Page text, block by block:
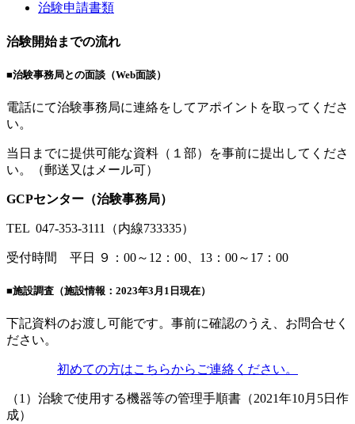
治験申請書類
治験開始までの流れ
■治験事務局との面談（Web面談）
電話にて治験事務局に連絡をしてアポイントを取ってくださ
い。
当日までに提供可能な資料（１部）を事前に提出してくださ
い。（郵送又はメール可）
GCPセンター（治験事務局）
TEL 047-353-3111（内線733335）
受付時間 平日 ９：00～12：00、13：00～17：00
■施設調査（施設情報：2023年3月1日現在）
下記資料のお渡し可能です。事前に確認のうえ、お問合せく
ださい。
初めての方はこちらからご連絡ください。
（1）治験で使用する機器等の管理手順書（2021年10月5日作
成）